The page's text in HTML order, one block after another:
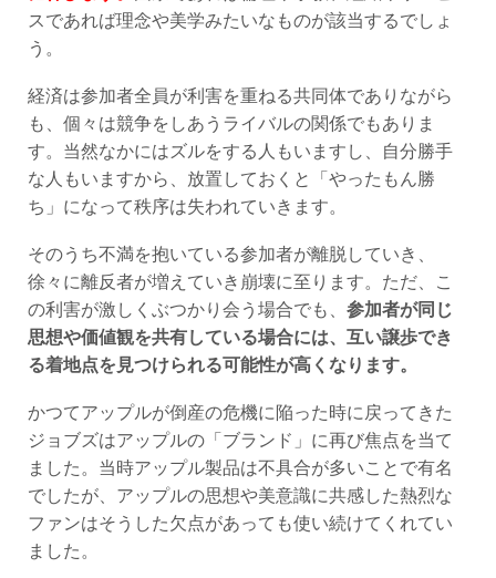
スであれば理念や美学みたいなものが該当するでしょ
う。
経済は参加者全員が利害を重ねる共同体でありながら
も、個々は競争をしあうライバルの関係でもありま
す。当然なかにはズルをする人もいますし、自分勝手
な人もいますから、放置しておくと「やったもん勝
ち」になって秩序は失われていきます。
そのうち不満を抱いている参加者が離脱していき、
徐々に離反者が増えていき崩壊に至ります。ただ、こ
の利害が激しくぶつかり会う場合でも、 参加者が同じ
思想や価値観を共有している場合には、互い譲歩でき
る着地点を見つけられる可能性が高くなります。
かつてアップルが倒産の危機に陥った時に戻ってきた
ジョブズはアップルの「ブランド」に再び焦点を当て
ました。当時アップル製品は不具合が多いことで有名
でしたが、アップルの思想や美意識に共感した熱烈な
ファンはそうした欠点があっても使い続けてくれてい
ました。